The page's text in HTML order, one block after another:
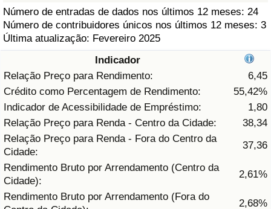
Número de entradas de dados nos últimos 12 meses: 24
Número de contribuidores únicos nos últimos 12 meses: 3
Última atualização: Fevereiro 2025
Indicador
Relação Preço para Rendimento:
6,45
Crédito como Percentagem de Rendimento:
55,42%
Indicador de Acessibilidade de Empréstimo:
1,80
Relação Preço para Renda - Centro da Cidade:
38,34
Relação Preço para Renda - Fora do Centro da
Cidade:
37,36
Rendimento Bruto por Arrendamento (Centro da
Cidade):
2,61%
Rendimento Bruto por Arrendamento (Fora do
2,68%
Indicador de Saúde
Indicador de Saúde por País
Poluição
Indicador de Poluição (Atual)
Índice de poluição
Indicador de Poluição por País
Trânsito